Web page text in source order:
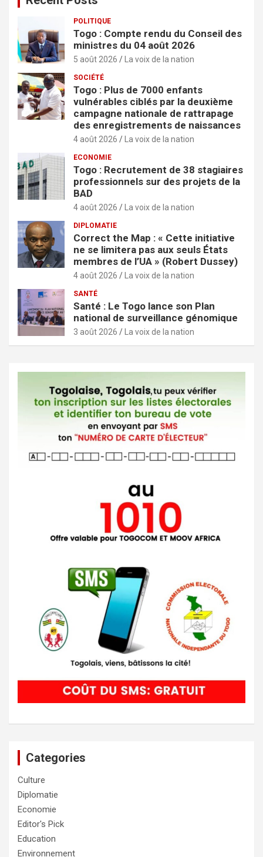
POLITIQUE
Togo : Compte rendu du Conseil des
ministres du 04 août 2026
5 août 2026 La voix de la nation
SOCIÉTÉ
Togo : Plus de 7000 enfants
vulnérables ciblés par la deuxième
campagne nationale de rattrapage
des enregistrements de naissances
4 août 2026 La voix de la nation
ECONOMIE
Togo : Recrutement de 38 stagiaires
professionnels sur des projets de la
BAD
4 août 2026 La voix de la nation
DIPLOMATIE
Correct the Map : « Cette initiative
ne se limitera pas aux seuls États
membres de l’UA » (Robert Dussey)
4 août 2026 La voix de la nation
SANTÉ
Santé : Le Togo lance son Plan
national de surveillance génomique
3 août 2026 La voix de la nation
Categories
Culture
Diplomatie
Economie
Editor's Pick
Education
Environnement